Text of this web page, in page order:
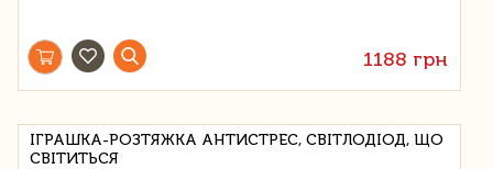
1188 грн
ІГРАШКА-РОЗТЯЖКА АНТИСТРЕС, СВІТЛОДІОД, ЩО
СВІТИТЬСЯ